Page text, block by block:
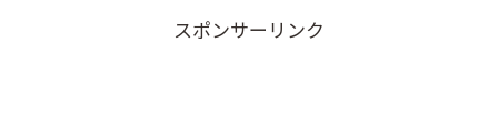
スポンサーリンク